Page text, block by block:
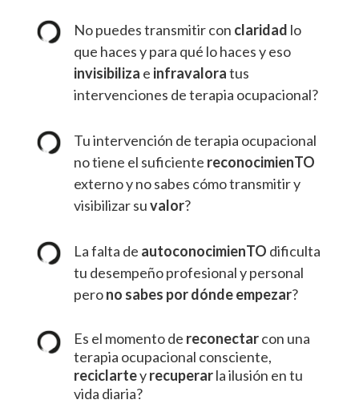
No puedes transmitir con claridad lo
que haces y para qué lo haces y eso
invisibiliza e infravaloratus
intervenciones de terapia ocupacional?
Tu intervención de terapia ocupacional
no tiene el suficiente reconocimienTO
externo y no sabes cómo transmitir y
visibilizar suvalor?
La falta de autoconocimienTO dificulta
tu desempeño profesional y personal
perono sabes por dónde empezar?
Es el momento de reconectarcon una
terapia ocupacional consciente,
reciclarteyrecuperarla ilusión en tu
vida diaria?